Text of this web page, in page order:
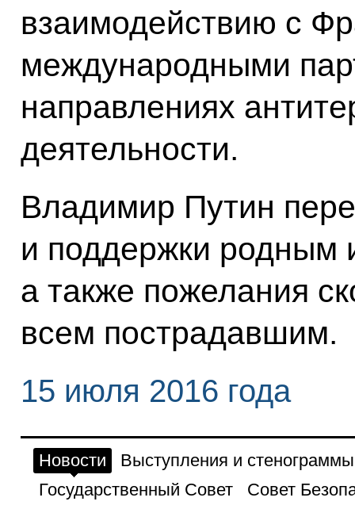
взаимодействию с
международными
направлениях
деятельности.
Владимир Путин
и поддержки родным
а также пожелания
всем пострадавшим.
15 июля 2016 года
Новости
Выступления и стенограммы
Государственный Совет
Совет